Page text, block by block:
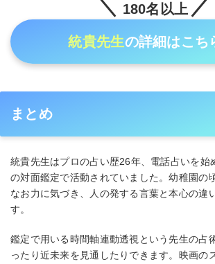
180名以上
統貴先生の詳細はこち
まとめ
統貴先生はプロの占い歴26年、電話占いを始
の対面鑑定で活動されていました。幼稚園の
なお力に気づき、人の発する言葉と本心の違
す。
鑑定で用いる時間軸連動透視という先生の占
ったり近未来を見通したりできます。映画の